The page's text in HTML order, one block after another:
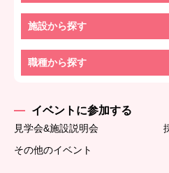
施設から探す
職種から探す
イベントに参加する
見学会&施設説明会
その他のイベント